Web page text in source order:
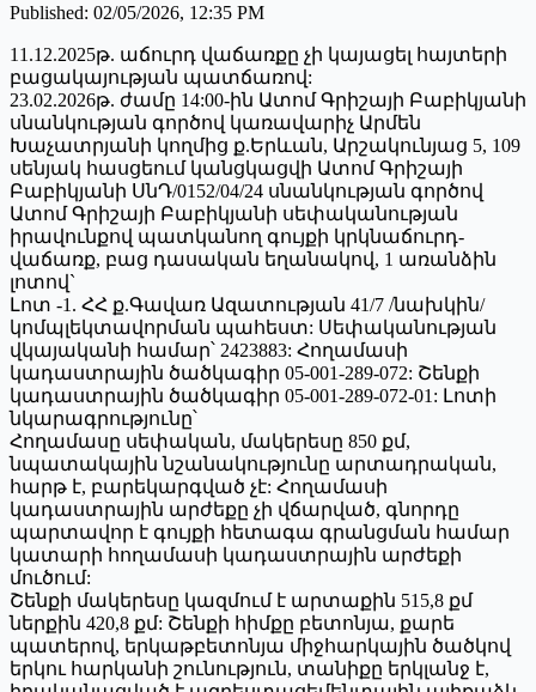
Published: 02/05/2026, 12:35 PM
11.12.2025թ. աճուրդ վաճառքը չի կայացել հայտերի
բացակայության պատճառով:
23.02.2026թ. ժամը 14:00-ին Ատոմ Գրիշայի Բաբիկյանի
սնանկության գործով կառավարիչ Արմեն
Խաչատրյանի կողմից ք.Երևան, Արշակունյաց 5, 109
սենյակ հասցեում կանցկացվի Ատոմ Գրիշայի
Բաբիկյանի ՍնԴ/0152/04/24 սնանկության գործով
Ատոմ Գրիշայի Բաբիկյանի սեփականության
իրավունքով պատկանող գույքի կրկնաճուրդ-
վաճառք, բաց դասական եղանակով, 1 առանձին
լոտով`
Լոտ -1. ՀՀ ք.Գավառ Ազատության 41/7 /նախկին/
կոմպլեկտավորման պահեստ: Սեփականության
վկայականի համար՝ 2423883: Հողամասի
կադաստրային ծածկագիր 05-001-289-072: Շենքի
կադաստրային ծածկագիր 05-001-289-072-01: Լոտի
նկարագրությունը՝
Հողամասը սեփական, մակերեսը 850 քմ,
նպատակային նշանակությունը արտադրական,
հարթ է, բարեկարգված չէ: Հողամասի
կադաստրային արժեքը չի վճարված, գնորդը
պարտավոր է գույքի հետագա գրանցման համար
կատարի հողամասի կադաստրային արժեքի
մուծում:
Շենքի մակերեսը կազմում է արտաքին 515,8 քմ
ներքին 420,8 քմ: Շենքի հիմքը բետոնյա, քարե
պատերով, երկաթբետոնյա միջհարկային ծածկով
երկու հարկանի շունություն, տանիքը երկլանջ է,